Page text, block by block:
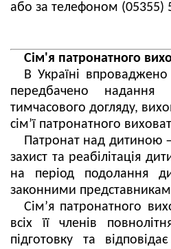
або за телефоном (05355)
Сім'я патронатного
В Україні
передбачено надання
тимчасового догляду,
сім’ї патронатного
Патронат над дитиною
захист та реабілітація
на період подолання
законними
Сім’я патронатного
всіх її членів
підготовку та